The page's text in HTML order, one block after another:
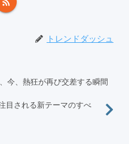
トレンドダッシュ
、熱狂が再び交差する瞬間
目される新テーマのすべ